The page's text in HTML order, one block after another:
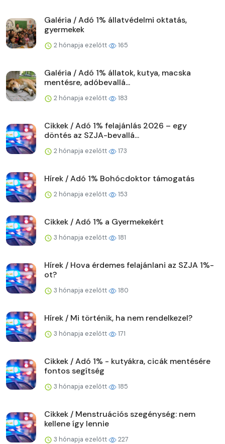
Galéria / Adó 1% állatvédelmi oktatás,
gyermekek
2 hónapja ezelőtt 165
Galéria / Adó 1% állatok, kutya, macska
mentésre, adóbevallá...
2 hónapja ezelőtt 183
Cikkek / Adó 1% felajánlás 2026 – egy
döntés az SZJA-bevallá...
2 hónapja ezelőtt 173
Hírek / Adó 1% Bohócdoktor támogatás
2 hónapja ezelőtt 153
Cikkek / Adó 1% a Gyermekekért
3 hónapja ezelőtt 181
Hírek / Hova érdemes felajánlani az SZJA 1%-
ot?
3 hónapja ezelőtt 180
Hírek / Mi történik, ha nem rendelkezel?
3 hónapja ezelőtt 171
Cikkek / Adó 1% - kutyákra, cicák mentésére
fontos segítség
3 hónapja ezelőtt 185
Cikkek / Menstruációs szegénység: nem
kellene így lennie
3 hónapja ezelőtt 227